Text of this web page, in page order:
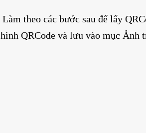
Làm theo các bước sau để lấy
hình QRCode và lưu vào mục Ảnh